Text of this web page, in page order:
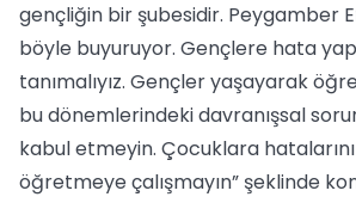
gençliğin bir şubesidir. Peygamber
böyle buyuruyor. Gençlere hata
tanımalıyız. Gençler yaşayarak
bu dönemlerindeki davranışsal
kabul etmeyin. Çocuklara
öğretmeye çalışmayın” şeklinde